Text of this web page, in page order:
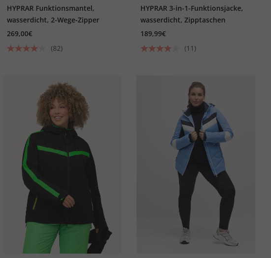
HYPRAR Funktionsmantel,
wasserdicht, 2-Wege-Zipper
269,00€
(82)
HYPRAR 3-in-1-Funktionsjacke,
wasserdicht, Zipptaschen
189,99€
(11)